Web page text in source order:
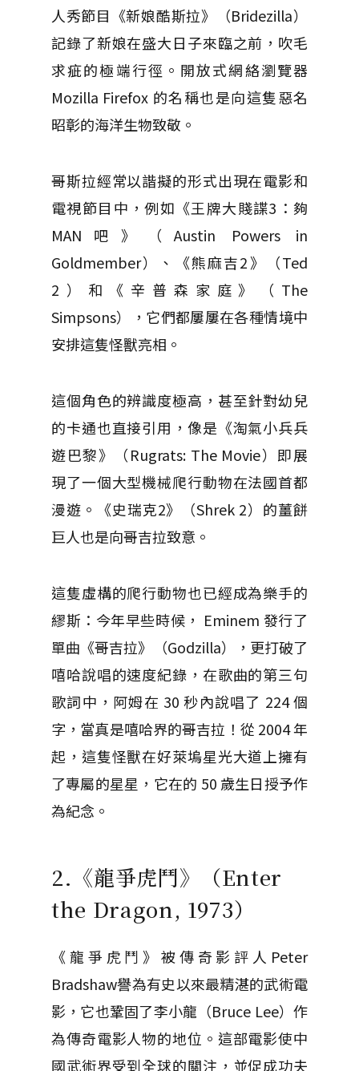
人秀節目《新娘酷斯拉》（Bridezilla）
記錄了新娘在盛大日子來臨之前，吹毛
求疵的極端行徑。開放式網絡瀏覽器
Mozilla Firefox 的名稱也是向這隻惡名
昭彰的海洋生物致敬。
哥斯拉經常以諧擬的形式出現在電影和
電視節目中，例如《王牌大賤諜3：夠
MAN吧》（Austin Powers in
Goldmember）、《熊麻吉2》（Ted
2）和《辛普森家庭》（The
Simpsons），它們都屢屢在各種情境中
安排這隻怪獸亮相。
這個角色的辨識度極高，甚至針對幼兒
的卡通也直接引用，像是《淘氣小兵兵
遊巴黎》（Rugrats: The Movie）即展
現了一個大型機械爬行動物在法國首都
漫遊。《史瑞克2》（Shrek 2）的薑餅
巨人也是向哥吉拉致意。
這隻虛構的爬行動物也已經成為樂手的
繆斯：今年早些時候， Eminem 發行了
單曲《哥吉拉》（Godzilla），更打破了
嘻哈說唱的速度紀錄，在歌曲的第三句
歌詞中，阿姆在 30 秒內說唱了 224 個
字，當真是嘻哈界的哥吉拉！從 2004 年
起，這隻怪獸在好萊塢星光大道上擁有
了專屬的星星，它在的 50 歲生日授予作
為紀念。
2.《龍爭虎鬥》（Enter
the Dragon, 1973）
《龍爭虎鬥》被傳奇影評人Peter
Bradshaw譽為有史以來最精湛的武術電
影，它也鞏固了李小龍（Bruce Lee）作
為傳奇電影人物的地位。這部電影使中
國武術界受到全球的關注，並促成功夫